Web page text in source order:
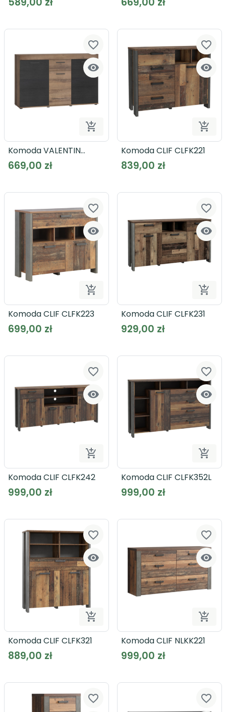


Dodaj do koszyka
favorite_border
Komoda VALENTIN
VTNK233
669,00 zł


favorite_border
Komoda CLIF CLFK221
839,00 zł


Dodaj do koszyka
favorite_border
Komoda CLIF CLFK223
699,00 zł


favorite_border
Komoda CLIF CLFK231
929,00 zł


Dodaj do koszyka
favorite_border
Komoda CLIF CLFK242
999,00 zł


favorite_border
Komoda CLIF CLFK352L
999,00 zł


Dodaj do koszyka
favorite_border
Komoda CLIF CLFK321
889,00 zł


favorite_border
Komoda CLIF NLKK221
999,00 zł
favorite_border favorite_border